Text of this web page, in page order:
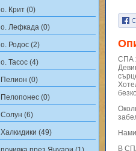
СПА
В
о. Крит (0)
о. Лефкада (0)
о. Родос (2)
о. Тасос (4)
Пелион (0)
Пелопонес (0)
Солун (6)
Халкидики (49)